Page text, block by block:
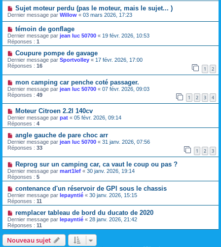
Sujet moteur perdu (pas le moteur, mais le sujet... )
Dernier message par Willow « 03 mars 2026, 17:23
témoin de gonflage
Dernier message par jean luc 50700 « 19 févr. 2026, 10:53
Réponses : 1
Coupure pompe de gavage
Dernier message par Sportvolley « 17 févr. 2026, 17:00
Réponses : 16 1 2
mon camping car penche coté passager.
Dernier message par jean luc 50700 « 07 févr. 2026, 09:03
Réponses : 49 1 2 3 4
Moteur Citroen 2.2l 140cv
Dernier message par pat « 05 févr. 2026, 09:14
Réponses : 4
angle gauche de pare choc arr
Dernier message par jean luc 50700 « 31 janv. 2026, 07:56
Réponses : 33 1 2 3
Reprog sur un camping car, ca vaut le coup ou pas ?
Dernier message par mart1lef « 30 janv. 2026, 19:14
Réponses : 5
contenance d'un réservoir de GPl sous le chassis
Dernier message par lepayntié « 30 janv. 2026, 15:15
Réponses : 11
remplacer tableau de bord du ducato de 2020
Dernier message par lepayntié « 28 janv. 2026, 21:42
Réponses : 11
Nouveau sujet